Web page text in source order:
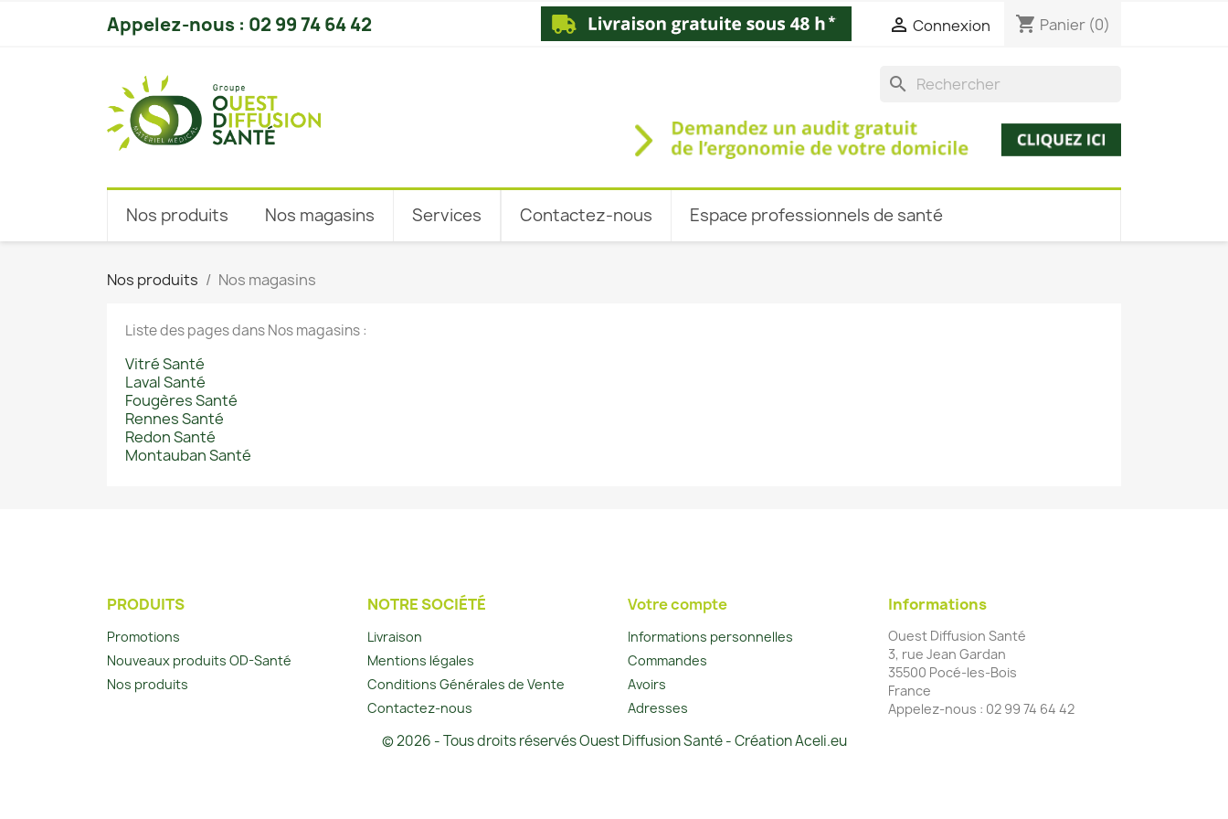
Appelez-nous : 02 99 74 64 42  Connexion shopping_cart Panier (0)
search
Nos produits Nos magasins Services Contactez-nous Espace professionnels de santé
Nos produits Nos magasins
Liste des pages dans Nos magasins :
Vitré Santé
Laval Santé
Fougères Santé
Rennes Santé
Redon Santé
Montauban Santé
PRODUITS
Promotions
Nouveaux produits OD-Santé
Nos produits
NOTRE SOCIÉTÉ
Livraison
Mentions légales
Conditions Générales de Vente
Contactez-nous
Votre compte
Informations personnelles
Commandes
Avoirs
Adresses
Informations
Ouest Diffusion Santé
3, rue Jean Gardan
35500 Pocé-les-Bois
France
Appelez-nous : 02 99 74 64 42
© 2026 - Tous droits réservés Ouest Diffusion Santé - Création Aceli.eu